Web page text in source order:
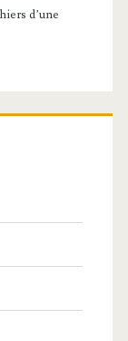
d’une